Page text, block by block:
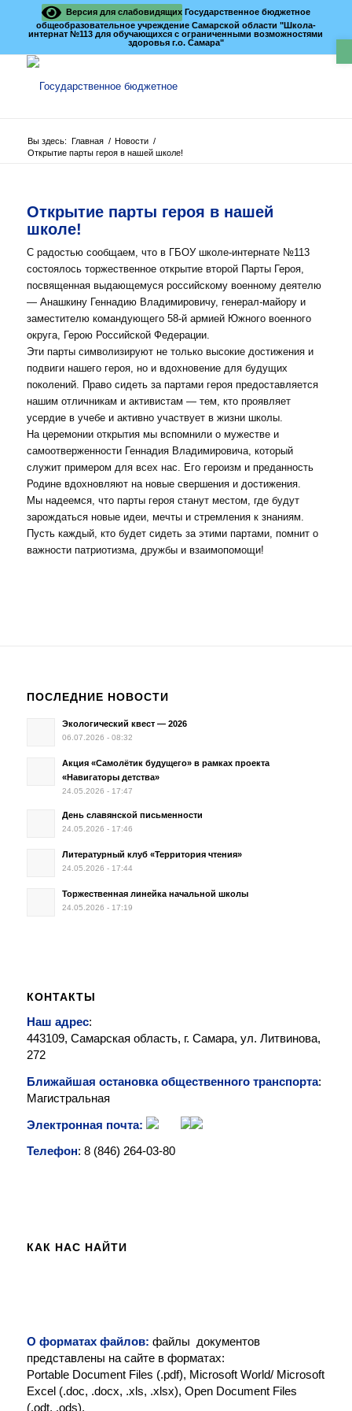
Версия для слабовидящихГосударственное бюджетное
общеобразовательное учреждение Самарской области "Школа-
интернат №113 для обучающихся с ограниченными возможностями
здоровья г.о. Самара"
Вы здесь: Главная / Новости /
Открытие парты героя в нашей школе!
Открытие парты героя в нашей
школе!
С радостью сообщаем, что в ГБОУ школе-интернате №113
состоялось торжественное открытие второй Парты Героя,
посвященная выдающемуся российскому военному деятелю
— Анашкину Геннадию Владимировичу, генерал-майору и
заместителю командующего 58-й армией Южного военного
округа, Герою Российской Федерации.
Эти парты символизируют не только высокие достижения и
подвиги нашего героя, но и вдохновение для будущих
поколений. Право сидеть за партами героя предоставляется
нашим отличникам и активистам — тем, кто проявляет
усердие в учебе и активно участвует в жизни школы.
На церемонии открытия мы вспомнили о мужестве и
самоотверженности Геннадия Владимировича, который
служит примером для всех нас. Его героизм и преданность
Родине вдохновляют на новые свершения и достижения.
Мы надеемся, что парты героя станут местом, где будут
зарождаться новые идеи, мечты и стремления к знаниям.
Пусть каждый, кто будет сидеть за этими партами, помнит о
важности патриотизма, дружбы и взаимопомощи!
ПОСЛЕДНИЕ НОВОСТИ
Экологический квест — 2026
06.07.2026 - 08:32
Акция «Самолётик будущего» в рамках проекта
«Навигаторы детства»
24.05.2026 - 17:47
День славянской письменности
24.05.2026 - 17:46
Литературный клуб «Территория чтения»
24.05.2026 - 17:44
Торжественная линейка начальной школы
24.05.2026 - 17:19
КОНТАКТЫ
Наш адрес:
443109, Самарская область, г. Самара, ул. Литвинова,
272
Ближайшая остановка общественного транспорта:
Магистральная
Электронная почта:
Телефон: 8 (846) 264-03-80
КАК НАС НАЙТИ
О форматах файлов: файлы документов
представлены на сайте в форматах:
Portable Document Files (.pdf), Microsoft World/ Microsoft
Excel (.doc, .docx, .xls, .xlsx), Open Document Files
(.odt, .ods).